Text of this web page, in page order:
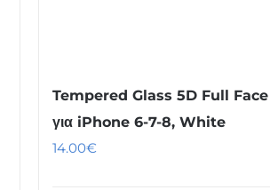
Tempered Glass 5D Full Face
για iPhone 6-7-8, White
14.00€